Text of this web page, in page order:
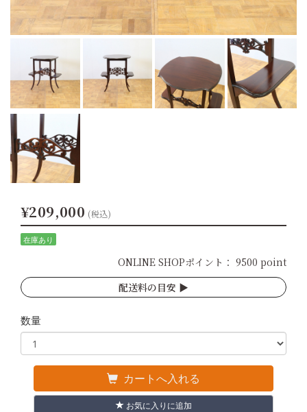
¥209,000 (税込)
在庫あり
ONLINE SHOPポイント： 9500 point
配送料の目安 ▶︎
数量
カートへ入れる
お気に入りに追加